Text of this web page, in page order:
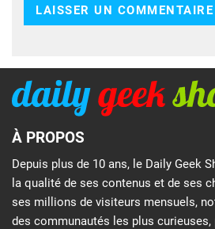
À PROPOS
Depuis plus de 10 ans, le Daily Geek
la qualité de ses contenus et de ses
ses millions de visiteurs mensuels,
des communautés les plus